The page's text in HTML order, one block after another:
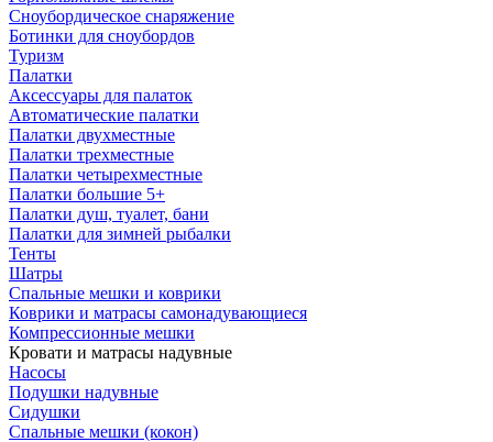
Сноубордическое снаряжение
Ботинки для сноубордов
Туризм
Палатки
Аксессуары для палаток
Автоматические палатки
Палатки двухместные
Палатки трехместные
Палатки четырехместные
Палатки большие 5+
Палатки душ, туалет, бани
Палатки для зимней рыбалки
Тенты
Шатры
Спальные мешки и коврики
Коврики и матрасы самонадувающиеся
Компрессионные мешки
Кровати и матрасы надувные
Насосы
Подушки надувные
Сидушки
Спальные мешки (кокон)